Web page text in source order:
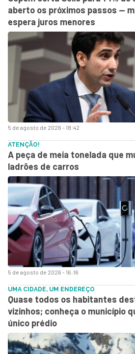
5 de agosto de 2026 - 18:42
aberto os próximos passos —
espera juros menores
5 de agosto de 2026 - 16:16
ATENÇÃO!
A peça de meia tonelada que
ladrões de carros
UMA CIDADE, UM ENDEREÇO
Quase todos os habitantes
vizinhos; conheça o município
único prédio